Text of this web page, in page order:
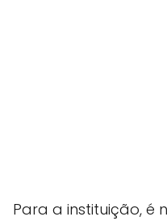
Para a instituição, é